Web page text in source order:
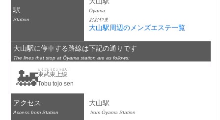
駅
Station
Ōyama
おおやま
大山駅周辺のメンズエステ一覧
大山駅に停車する路線は下記の通りです
The lines that stop at Ōyama station are as follows:
🚂東武東上線
とうぶとうじょうせん
Tobu tojo sen
アクセス
Access from Station
大山駅
from Ōyama Station